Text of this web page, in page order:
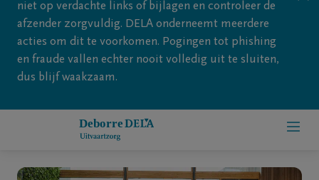
niet op verdachte links of bijlagen en controleer de
afzender zorgvuldig. DELA onderneemt meerdere
acties om dit te voorkomen. Pogingen tot phishing
en fraude vallen echter nooit volledig uit te sluiten,
dus blijf waakzaam.